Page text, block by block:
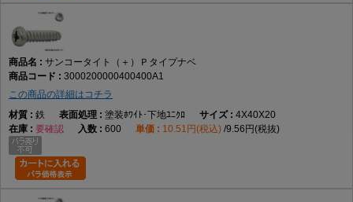
サンコータイト（＋）Ｐタイプナベ
3000200000400400A1
この商品の詳細はコチラ
鉄
塗装ﾎﾜｲﾄ･下地ﾕﾆｸﾛ
4X40X20
要確認
600 10.51円(税込) 9.56円(税抜)